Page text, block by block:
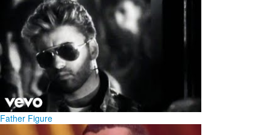
Father Figure